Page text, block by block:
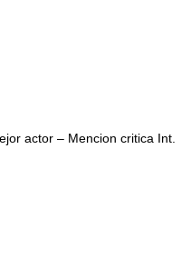
actor – Mencion critica Int.